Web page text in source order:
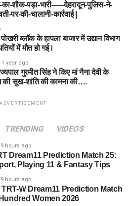
का-शौक-पड़ा-भारी-—-देहरादून-पुलिस-ने-
पर-की-चालानी-कार्रवाई |
ब्लॉक के हापला बाजार में उद्यान विभाग
में मौत हो गई।
1 year ago
गुरमीत सिंह ने किए मां नैना देवी के
की सुख-शांति की कामना की….
ADVERTISEMENT
TRENDING VIDEOS
9 hours ago
Dream11 Prediction Match 25:
Playing 11 & Fantasy Tips
9 hours ago
TRT-W Dream11 Prediction Match
Women 2026